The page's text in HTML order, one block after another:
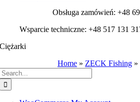
Obsługa zamówień: +48
Wsparcie techniczne: +48 517 131
Ciężarki
Home » ZECK Fishing »